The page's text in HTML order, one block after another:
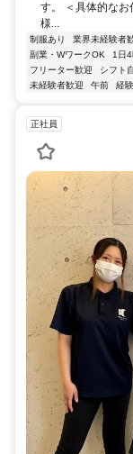
す。 ＜具体的な
様...
制服あり 業界未経験者
副業・WワークOK
1日
フリーター歓迎
シフト
未経験者歓迎
午前 経
正社員